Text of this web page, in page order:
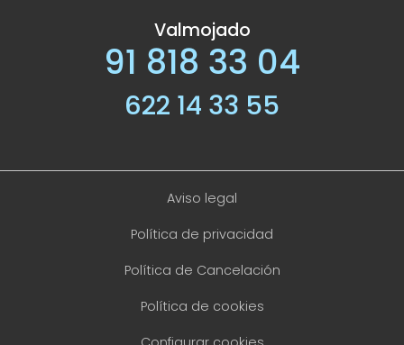
Valmojado
91 818 33 04
622 14 33 55
Aviso legal
Política de privacidad
Política de Cancelación
Política de cookies